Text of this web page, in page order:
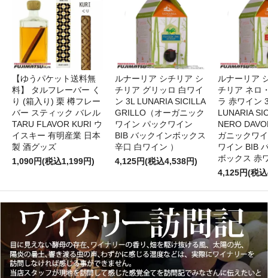
【ゆうパケット送料無
料】 タルフレーバー く
り (箱入り) 栗 樽フレー
バー スティック バレル
TARU FLAVOR KURI ウ
イスキー 有明産業 日本
製 酒グッズ
1,090円(税込1,199円)
ルナーリア シチリア シ
チリア グリッロ 白ワイ
ン 3L LUNARIA SICILLA
GRILLO（オーガニック
ワイン パックワイン
BIB バックインボックス
辛口 白ワイン ）
4,125円(税込4,538円)
ルナーリア
チリア ネロ
ラ 赤ワイ
LUNARIA
NERO
ガニックワ
ワイン BIB
ボックス 赤
4,125円(税